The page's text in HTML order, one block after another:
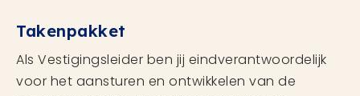
Takenpakket
Als Vestigingsleider ben jij eindverantwoordelijk
voor het aansturen en ontwikkelen van de